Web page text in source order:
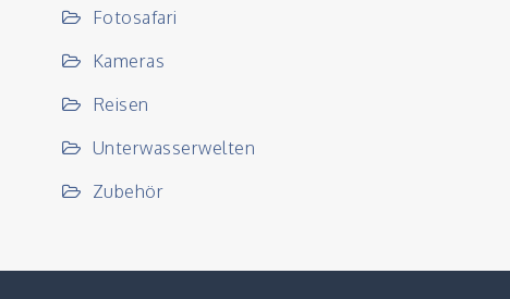
Fotosafari
Kameras
Reisen
Unterwasserwelten
Zubehör